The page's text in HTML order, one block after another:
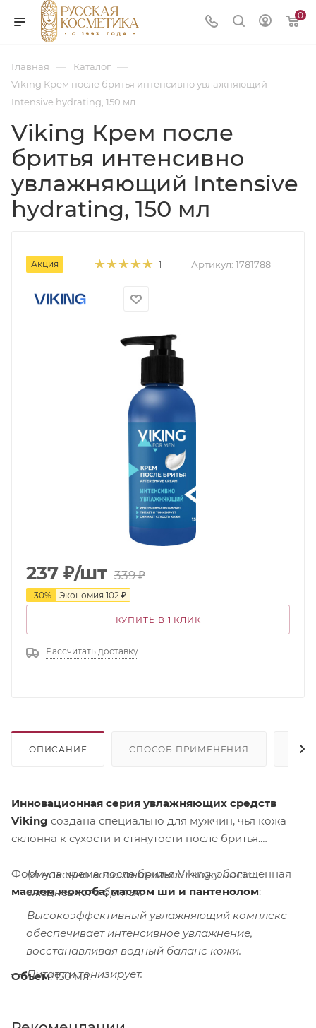
0
Главная — Каталог —
Viking Крем после бритья интенсивно увлажняющий
Intensive hydrating, 150 мл
Viking Крем после
бритья интенсивно
увлажняющий Intensive
hydrating, 150 мл
Акция 1 Артикул: 1781788
237 ₽/шт 339₽
-30% Экономия 102 ₽
КУПИТЬ В 1 КЛИК
Рассчитать доставку
ОПИСАНИЕ СПОСОБ ПРИМЕНЕНИЯ
Инновационная серия увлажняющих средств
Viking создана специально для мужчин, чья кожа
склонна к сухости и стянутости после бритья.
Формула крема после бритья Viking, обогащенная
маслом жожоба, маслом ши и пантенолом:
Мгновенно восстанавливает кожу после
ежедневного бритья.
Высокоэффективный увлажняющий комплекс
обеспечивает интенсивное увлажнение,
восстанавливая водный баланс кожи.
Питает и тонизирует.
Объем: 150 мл.